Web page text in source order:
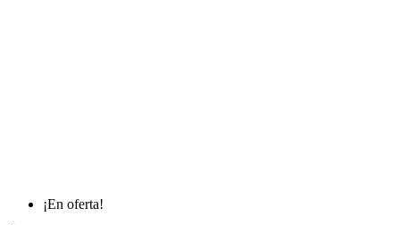
¡En oferta!